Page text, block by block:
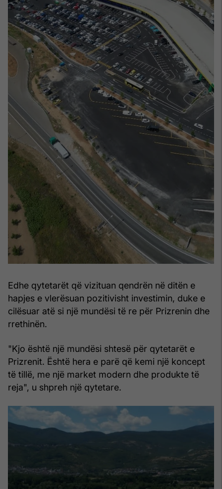
Edhe qytetarët që vizituan qendrën në ditën e
hapjes e vlerësuan pozitivisht investimin, duke e
cilësuar atë si një mundësi të re për Prizrenin dhe
rrethinën.
"Kjo është një mundësi shtesë për qytetarët e
Prizrenit. Është hera e parë që kemi një koncept
të tillë, me një market modern dhe produkte të
reja", u shpreh një qytetare.